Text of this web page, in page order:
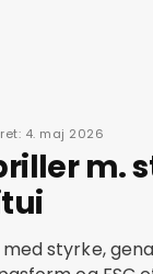
4. maj 2026
m.
styrke,